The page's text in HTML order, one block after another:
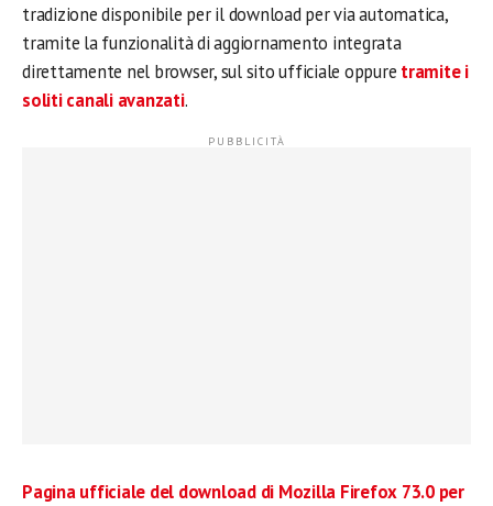
tradizione disponibile per il download per via automatica,
tramite la funzionalità di aggiornamento integrata
direttamente nel browser, sul sito ufficiale oppure tramite i
soliti canali avanzati.
Pagina ufficiale del download di Mozilla Firefox 73.0 per